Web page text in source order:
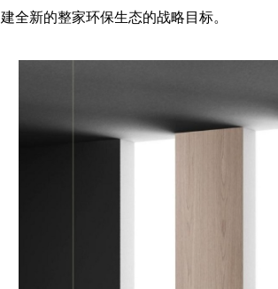
建全新的整家环保生态的战略目标。